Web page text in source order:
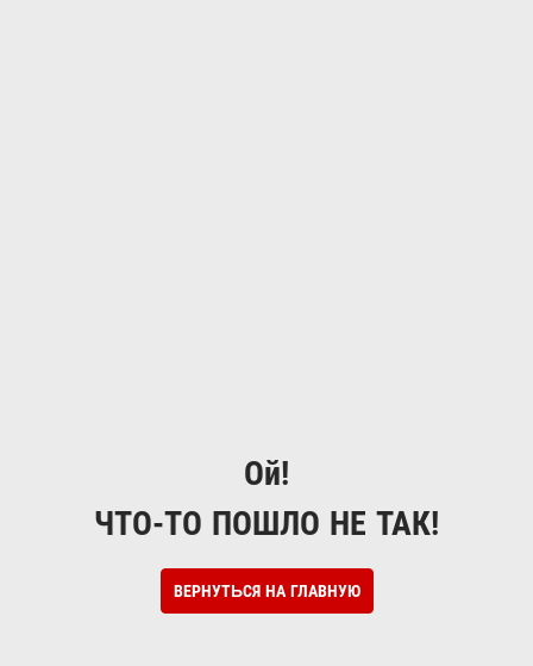
Ой!
ЧТО-ТО ПОШЛО НЕ ТАК!
ВЕРНУТЬСЯ НА ГЛАВНУЮ